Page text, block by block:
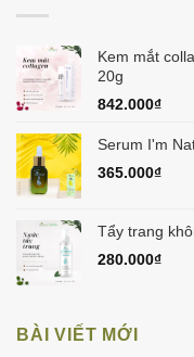
Kem mắt
20g
842.000₫
Serum I'm
365.000₫
Tẩy trang
280.000₫
BÀI VIẾT MỚI